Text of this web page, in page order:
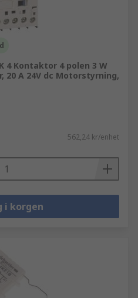
4 Kontaktor 4 polen 3 W
20 A 24V dc Motorstyrning,
562,24 kr/enhet
i korgen